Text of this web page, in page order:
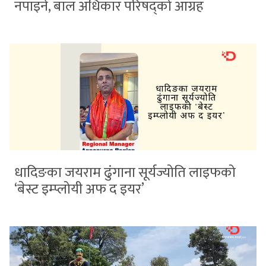
नपाइने, बाल अधिकार परिषद्को आग्रह
धादिङका जयराम ढुंगाना सूर्यज्योति लाइफको
‘बेस्ट इम्प्लोयी अफ द इयर’